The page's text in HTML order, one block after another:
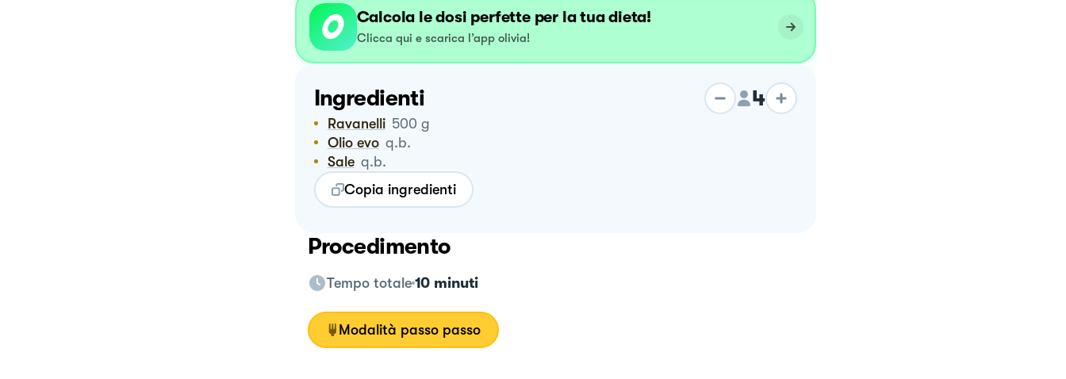
Calcola le dosi perfette per la tua dieta!
Clicca qui e scarica l’app olivia!
Ingredienti 4
Ravanelli 500 g
Olio evo q.b.
Sale q.b.
Copia ingredienti
Procedimento
Tempo totale 10 minuti
Modalità passo passo